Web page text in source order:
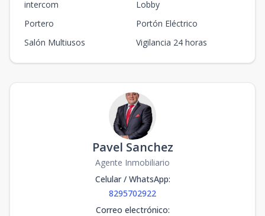
intercom
Lobby
Portero
Portón Eléctrico
Salón Multiusos
Vigilancia 24 horas
Pavel Sanchez
Agente Inmobiliario
Celular / WhatsApp:
8295702922
Correo electrónico: